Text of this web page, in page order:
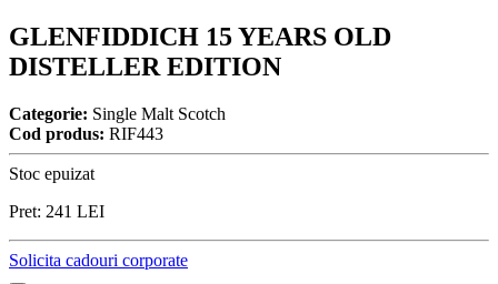
GLENFIDDICH 15 YEARS OLD
DISTELLER EDITION
Categorie: Single Malt Scotch
Cod produs: RIF443
Stoc epuizat
Pret: 241 LEI
Solicita cadouri corporate